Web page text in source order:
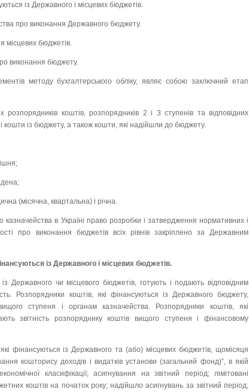
із Державного і місцевих бюджетів.
про виконання Державного бюджету.
місцевих бюджетів.
виконання бюджету.
методу бухгалтерського обліку, являє собою заключний етап
розпорядників коштів, розпорядників 2 і 3 ступенів та відповідних
кошти із бюджету, а також кошти, які надійшли до бюджету.
(місячна, квартальна) і річна.
в Україні право розробки і затвердження нормативних і
про виконання бюджетів всіх рівнів закріплено за Державним
із Державного і місцевих бюджетів.
Державного чи місцевого бюджетів, готують і подають відповідним
Розпорядники коштів, які фінансуються із Державного бюджету,
ступеня і органам казначейства. Розпорядники коштів, які
звітність розпоряднику коштів вищого ступеня і фінансовому
фінансуються із Державного та (або) місцевих бюджетів, щомісяця
кошторису доходів і видатків установи (загальний фонд)”, в якій
класифікації; асигнування на звітний період; лімітовані
коштів на початок року; надійшло асигнувань за звітний період;